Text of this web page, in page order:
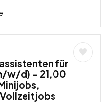
für
w/d) – 21,00